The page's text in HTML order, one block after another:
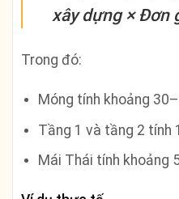
xây dựng × Đơn
Trong đó:
Móng tính khoảng
Tầng 1 và tầng 2 tính
Mái Thái tính khoảng